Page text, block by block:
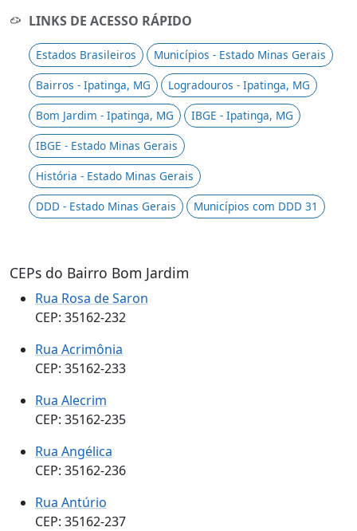
LINKS DE ACESSO RÁPIDO
Estados Brasileiros
Municípios - Estado Minas Gerais
Bairros - Ipatinga, MG
Logradouros - Ipatinga, MG
Bom Jardim - Ipatinga, MG
IBGE - Ipatinga, MG
IBGE - Estado Minas Gerais
História - Estado Minas Gerais
DDD - Estado Minas Gerais
Municípios com DDD 31
CEPs do Bairro Bom Jardim
Rua Rosa de Saron
CEP: 35162-232
Rua Acrimônia
CEP: 35162-233
Rua Alecrim
CEP: 35162-235
Rua Angélica
CEP: 35162-236
Rua Antúrio
CEP: 35162-237